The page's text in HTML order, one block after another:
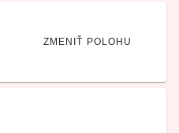
ZMENIŤ POLOHU